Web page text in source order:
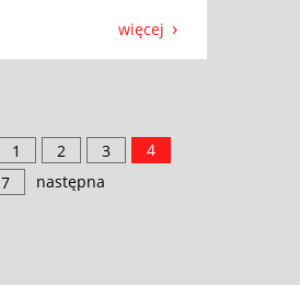
więcej
1 2 3
4
7 następna